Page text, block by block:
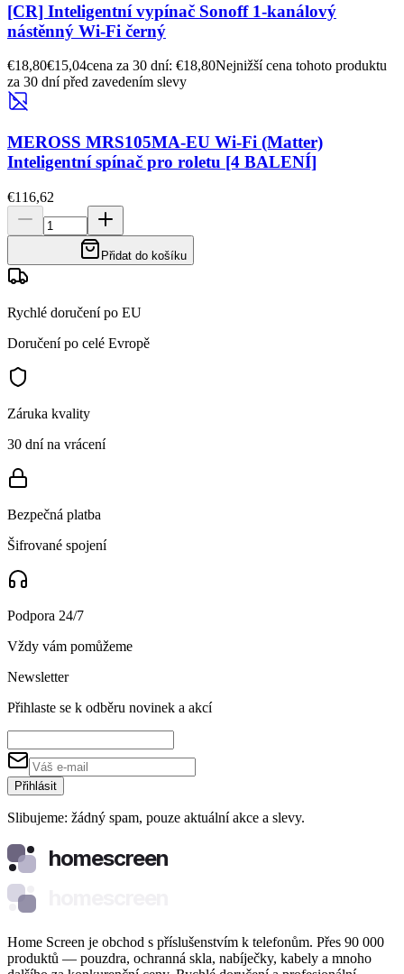
[CR] Inteligentní vypínač Sonoff 1-kanálový
nástěnný Wi-Fi černý
€18,80€15,04cena za 30 dní: €18,80Nejnižší cena tohoto produktu
za 30 dní před zavedením slevy
MEROSS MRS105MA-EU Wi-Fi (Matter)
Inteligentní spínač pro roletu [4 BALENÍ]
€116,62
Přidat do košíku
Rychlé doručení po EU
Doručení po celé Evropě
Záruka kvality
30 dní na vrácení
Bezpečná platba
Šifrované spojení
Podpora 24/7
Vždy vám pomůžeme
Newsletter
Přihlaste se k odběru novinek a akcí
Přihlásit
Slibujeme: žádný spam, pouze aktuální akce a slevy.
homescreen
Home Screen je obchod s příslušenstvím k telefonům. Přes 90 000
produktů — pouzdra, ochranná skla, nabíječky, kabely a mnoho